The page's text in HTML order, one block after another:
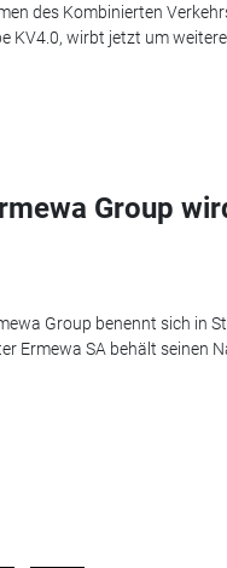
des Kombinierten
KV4.0, wirbt jetzt um weitere
Group
Group benennt sich in
Ermewa SA behält seinen